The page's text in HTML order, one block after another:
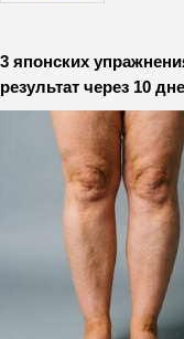
3 японских
результат через 10